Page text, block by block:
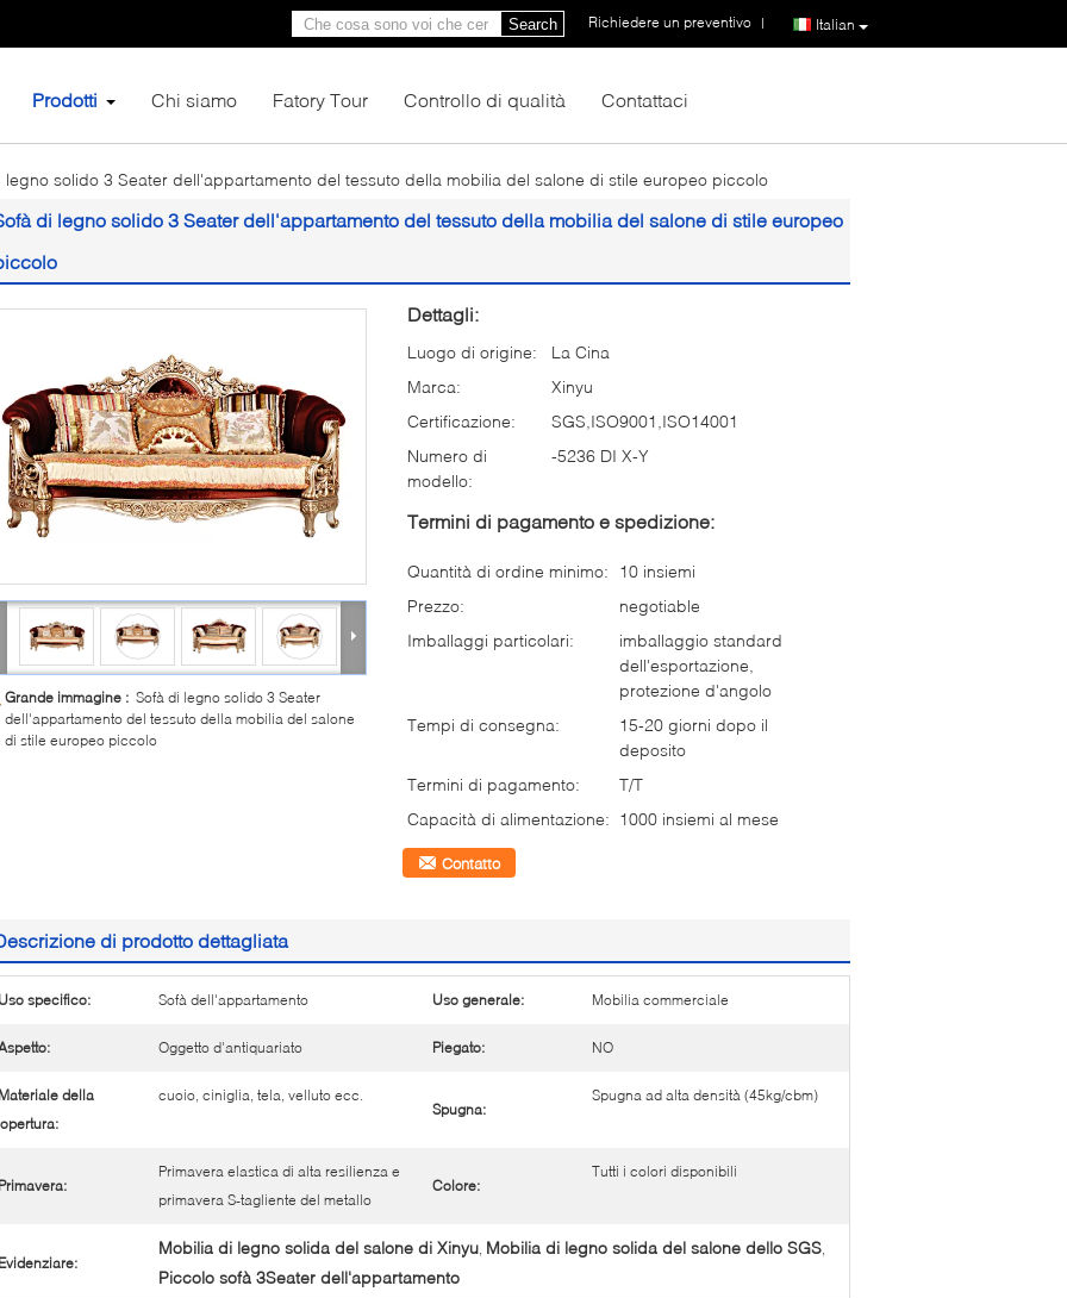
Italian
Richiedere un preventivo |
Search
Prodotti Chi siamo Fatory Tour Controllo di qualità Contattaci
legno solido 3 Seater dell'appartamento del tessuto della mobilia del salone di stile europeo piccolo
di legno solido 3 Seater dell'appartamento del tessuto della mobilia del salone di stile europeo
Grande immagine : Sofà di legno solido 3 Seater
dell'appartamento del tessuto della mobilia del salone
di stile europeo piccolo
Dettagli:
Luogo di origine:
La Cina
Marca:
Xinyu
Certificazione:
SGS,ISO9001,ISO14001
Numero di
modello:
-5236 DI X-Y
Termini di pagamento e spedizione:
Quantità di ordine minimo:
10 insiemi
Prezzo:
negotiable
Imballaggi particolari:
imballaggio standard
dell'esportazione,
protezione d'angolo
Tempi di consegna:
15-20 giorni dopo il
deposito
Termini di pagamento:
T/T
Capacità di alimentazione: 1000 insiemi al mese
Contatto
di prodotto dettagliata
specifico: Sofà dell'appartamento Uso generale: Mobilia commerciale
Oggetto d'antiquariato Piegato: NO
della
cuoio, ciniglia, tela, velluto ecc.
Spugna:
Spugna ad alta densità (45kg/cbm)
Primavera elastica di alta resilienza e
primavera S-tagliente del metallo
Colore:
Tutti i colori disponibili
Mobilia di legno solida del salone di Xinyu, Mobilia di legno solida del salone dello SGS,
Piccolo sofà 3Seater dell'appartamento